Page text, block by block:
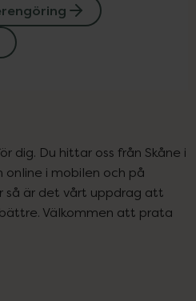
dig. Du hittar oss från Skåne i
online i mobilen och på
så är det vårt uppdrag att
Välkommen att prata